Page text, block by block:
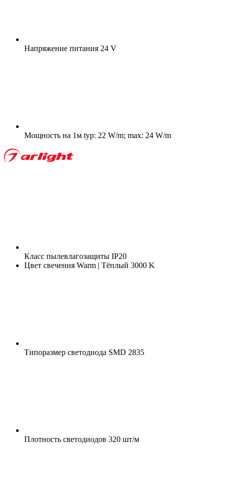
Напряжение питания 24 V
Мощность на 1м typ: 22 W/m; max: 24 W/m
Класс пылевлагозащиты IP20
Цвет свечения Warm | Тёплый 3000 K
Типоразмер светодиода SMD 2835
Плотность светодиодов 320 шт/м